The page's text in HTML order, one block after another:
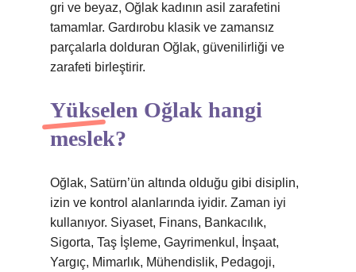
gri ve beyaz, Oğlak kadının asil zarafetini
tamamlar. Gardırobu klasik ve zamansız
parçalarla dolduran Oğlak, güvenilirliği ve
zarafeti birleştirir.
Yükselen Oğlak hangi
meslek?
Oğlak, Satürn’ün altında olduğu gibi disiplin,
izin ve kontrol alanlarında iyidir. Zaman iyi
kullanıyor. Siyaset, Finans, Bankacılık,
Sigorta, Taş İşleme, Gayrimenkul, İnşaat,
Yargıç, Mimarlık, Mühendislik, Pedagoji,